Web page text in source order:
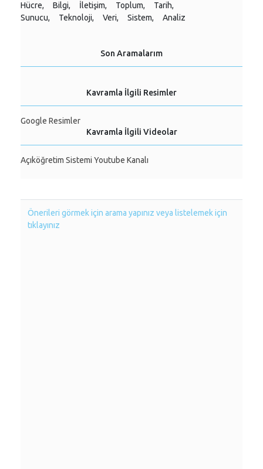
Hücre, Bilgi, İletişim, Toplum,
Tarih,
Sunucu,
Teknoloji, Veri, Sistem, Analiz
Son Aramalarım
Kavramla İlgili Resimler
Google Resimler
Kavramla İlgili Videolar
Açıköğretim Sistemi Youtube Kanalı
Önerileri görmek için arama yapınız veya listelemek için
tıklayınız